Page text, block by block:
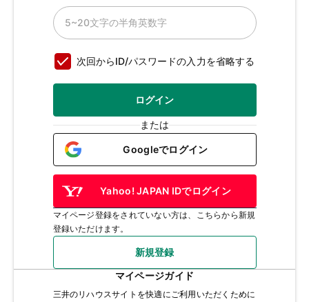
次回からID/パスワードの入力を省略する
ログイン
または
Googleでログイン
Yahoo! JAPAN IDでログイン
マイページ登録をされていない方は、こちらから新規
登録いただけます。
新規登録
マイページガイド
三井のリハウスサイトを快適にご利用いただくために